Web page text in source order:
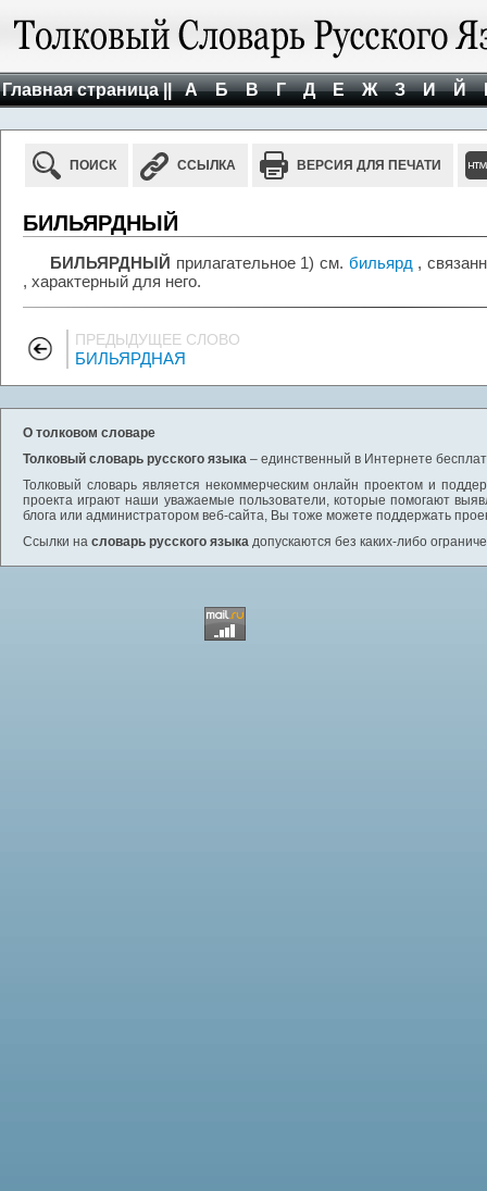
Главная страница || А Б В Г Д Е Ж З И Й
ПОИСК ССЫЛКА ВЕРСИЯ ДЛЯ ПЕЧАТИ
БИЛЬЯРДНЫЙ
БИЛЬЯРДНЫЙ прилагательное 1) см. бильярд ,
, характерный для него.
ПРЕДЫДУЩЕЕ СЛОВО
БИЛЬЯРДНАЯ
О толковом словаре
Толковый словарь русского языка – единственный в Интернете
Толковый словарь является некоммерческим онлайн проектом и
проекта играют наши уважаемые пользователи, которые помогают
блога или администратором веб-сайта, Вы тоже можете поддержать
Ссылки на словарь русского языка допускаются без каких-либо